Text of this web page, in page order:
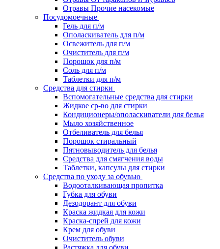
Отравы Прочие насекомые
Посудомоечные
Гель для п/м
Ополаскиватель для п/м
Освежитель для п/м
Очиститель для п/м
Порошок для п/м
Соль для п/м
Таблетки для п/м
Средства для стирки
Вспомогательные средства для стирки
Жидкое ср-во для стирки
Кондиционеры/ополаскиватели для белья
Мыло хозяйственное
Отбеливатель для белья
Порошок стиральный
Пятновыводитель для белья
Средства для смягчения воды
Таблетки, капсулы для стирки
Средства по уходу за обувью
Водооталкивающая пропитка
Губка для обуви
Дезодорант для обуви
Краска жидкая для кожи
Краска-спрей для кожи
Крем для обуви
Очиститель обуви
Растяжка для обуви